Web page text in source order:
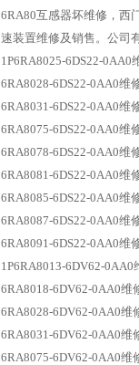
6RA80互感器坏维修，西
速装置维修及销售。公司
1P6RA8025-6DS22-
6RA8028-6DS22-0AA0维
6RA8031-6DS22-0AA0维
6RA8075-6DS22-0AA0维
6RA8078-6DS22-0AA0维
6RA8081-6DS22-0AA0维
6RA8085-6DS22-0AA0维
6RA8087-6DS22-0AA0维
6RA8091-6DS22-0AA0维
1P6RA8013-6DV62-
6RA8018-6DV62-0AA0维
6RA8028-6DV62-0AA0维
6RA8031-6DV62-0AA0维
6RA8075-6DV62-0AA0维